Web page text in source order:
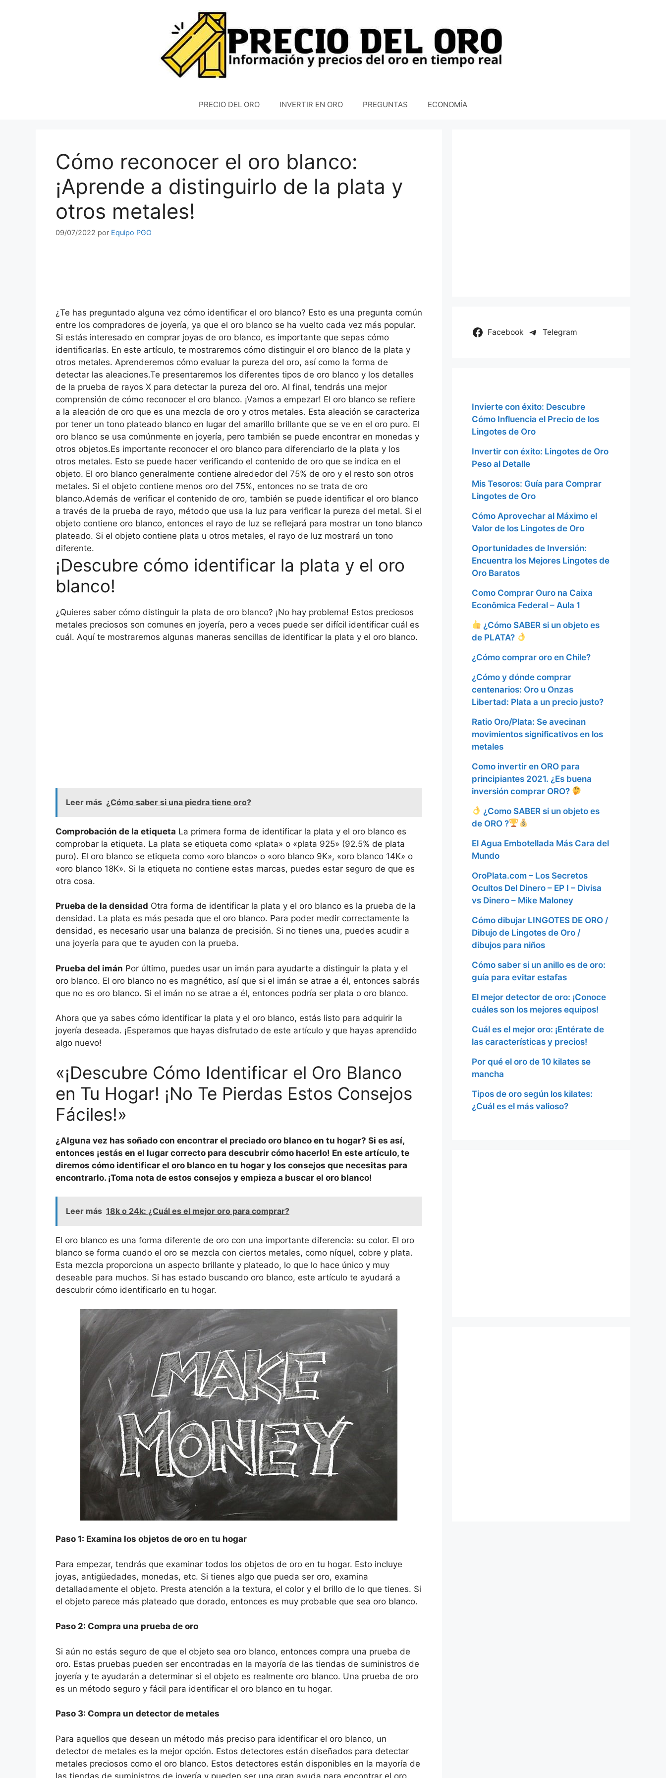
PRECIO DEL ORO INVERTIR EN ORO PREGUNTAS ECONOMÍA
Cómo reconocer el oro blanco:
¡Aprende a distinguirlo de la plata y
otros metales!
09/07/2022 por Equipo PGO
¿Te has preguntado alguna vez cómo identificar el oro blanco? Esto es una pregunta común
entre los compradores de joyería, ya que el oro blanco se ha vuelto cada vez más popular.
Si estás interesado en comprar joyas de oro blanco, es importante que sepas cómo
identificarlas. En este artículo, te mostraremos cómo distinguir el oro blanco de la plata y
otros metales. Aprenderemos cómo evaluar la pureza del oro, así como la forma de
detectar las aleaciones.Te presentaremos los diferentes tipos de oro blanco y los detalles
de la prueba de rayos X para detectar la pureza del oro. Al final, tendrás una mejor
comprensión de cómo reconocer el oro blanco. ¡Vamos a empezar! El oro blanco se refiere
a la aleación de oro que es una mezcla de oro y otros metales. Esta aleación se caracteriza
por tener un tono plateado blanco en lugar del amarillo brillante que se ve en el oro puro. El
oro blanco se usa comúnmente en joyería, pero también se puede encontrar en monedas y
otros objetos.Es importante reconocer el oro blanco para diferenciarlo de la plata y los
otros metales. Esto se puede hacer verificando el contenido de oro que se indica en el
objeto. El oro blanco generalmente contiene alrededor del 75% de oro y el resto son otros
metales. Si el objeto contiene menos oro del 75%, entonces no se trata de oro
blanco.Además de verificar el contenido de oro, también se puede identificar el oro blanco
a través de la prueba de rayo, método que usa la luz para verificar la pureza del metal. Si el
objeto contiene oro blanco, entonces el rayo de luz se reflejará para mostrar un tono blanco
plateado. Si el objeto contiene plata u otros metales, el rayo de luz mostrará un tono
diferente.
¡Descubre cómo identificar la plata y el oro
blanco!
¿Quieres saber cómo distinguir la plata de oro blanco? ¡No hay problema! Estos preciosos
metales preciosos son comunes en joyería, pero a veces puede ser difícil identificar cuál es
cuál. Aquí te mostraremos algunas maneras sencillas de identificar la plata y el oro blanco.
Leer más ¿Cómo saber si una piedra tiene oro?
Comprobación de la etiqueta La primera forma de identificar la plata y el oro blanco es
comprobar la etiqueta. La plata se etiqueta como «plata» o «plata 925» (92.5% de plata
puro). El oro blanco se etiqueta como «oro blanco» o «oro blanco 9K», «oro blanco 14K» o
«oro blanco 18K». Si la etiqueta no contiene estas marcas, puedes estar seguro de que es
otra cosa.
Prueba de la densidad Otra forma de identificar la plata y el oro blanco es la prueba de la
densidad. La plata es más pesada que el oro blanco. Para poder medir correctamente la
densidad, es necesario usar una balanza de precisión. Si no tienes una, puedes acudir a
una joyería para que te ayuden con la prueba.
Prueba del imán Por último, puedes usar un imán para ayudarte a distinguir la plata y el
oro blanco. El oro blanco no es magnético, así que si el imán se atrae a él, entonces sabrás
que no es oro blanco. Si el imán no se atrae a él, entonces podría ser plata o oro blanco.
Ahora que ya sabes cómo identificar la plata y el oro blanco, estás listo para adquirir la
joyería deseada. ¡Esperamos que hayas disfrutado de este artículo y que hayas aprendido
algo nuevo!
«¡Descubre Cómo Identificar el Oro Blanco
en Tu Hogar! ¡No Te Pierdas Estos Consejos
Fáciles!»
¿Alguna vez has soñado con encontrar el preciado oro blanco en tu hogar? Si es así,
entonces ¡estás en el lugar correcto para descubrir cómo hacerlo! En este artículo, te
diremos cómo identificar el oro blanco en tu hogar y los consejos que necesitas para
encontrarlo. ¡Toma nota de estos consejos y empieza a buscar el oro blanco!
Leer más 18k o 24k: ¿Cuál es el mejor oro para comprar?
El oro blanco es una forma diferente de oro con una importante diferencia: su color. El oro
blanco se forma cuando el oro se mezcla con ciertos metales, como níquel, cobre y plata.
Esta mezcla proporciona un aspecto brillante y plateado, lo que lo hace único y muy
deseable para muchos. Si has estado buscando oro blanco, este artículo te ayudará a
descubrir cómo identificarlo en tu hogar.
Paso 1: Examina los objetos de oro en tu hogar
Para empezar, tendrás que examinar todos los objetos de oro en tu hogar. Esto incluye
joyas, antigüedades, monedas, etc. Si tienes algo que pueda ser oro, examina
detalladamente el objeto. Presta atención a la textura, el color y el brillo de lo que tienes. Si
el objeto parece más plateado que dorado, entonces es muy probable que sea oro blanco.
Paso 2: Compra una prueba de oro
Si aún no estás seguro de que el objeto sea oro blanco, entonces compra una prueba de
oro. Estas pruebas pueden ser encontradas en la mayoría de las tiendas de suministros de
joyería y te ayudarán a determinar si el objeto es realmente oro blanco. Una prueba de oro
es un método seguro y fácil para identificar el oro blanco en tu hogar.
Paso 3: Compra un detector de metales
Para aquellos que desean un método más preciso para identificar el oro blanco, un
detector de metales es la mejor opción. Estos detectores están diseñados para detectar
metales preciosos como el oro blanco. Estos detectores están disponibles en la mayoría de
las tiendas de suministros de joyería y pueden ser una gran ayuda para encontrar el oro
Facebook Telegram
Invierte con éxito: Descubre
Cómo Influencia el Precio de los
Lingotes de Oro
Invertir con éxito: Lingotes de Oro
Peso al Detalle
Mis Tesoros: Guía para Comprar
Lingotes de Oro
Cómo Aprovechar al Máximo el
Valor de los Lingotes de Oro
Oportunidades de Inversión:
Encuentra los Mejores Lingotes de
Oro Baratos
Como Comprar Ouro na Caixa
Econômica Federal – Aula 1
¿Cómo SABER si un objeto es
de PLATA?
¿Cómo comprar oro en Chile?
¿Cómo y dónde comprar
centenarios: Oro u Onzas
Libertad: Plata a un precio justo?
Ratio Oro/Plata: Se avecinan
movimientos significativos en los
metales
Como invertir en ORO para
principiantes 2021. ¿Es buena
inversión comprar ORO?
¿Como SABER si un objeto es
de ORO ?
El Agua Embotellada Más Cara del
Mundo
OroPlata.com – Los Secretos
Ocultos Del Dinero – EP I – Divisa
vs Dinero – Mike Maloney
Cómo dibujar LINGOTES DE ORO /
Dibujo de Lingotes de Oro /
dibujos para niños
Cómo saber si un anillo es de oro:
guía para evitar estafas
El mejor detector de oro: ¡Conoce
cuáles son los mejores equipos!
Cuál es el mejor oro: ¡Entérate de
las características y precios!
Por qué el oro de 10 kilates se
mancha
Tipos de oro según los kilates:
¿Cuál es el más valioso?